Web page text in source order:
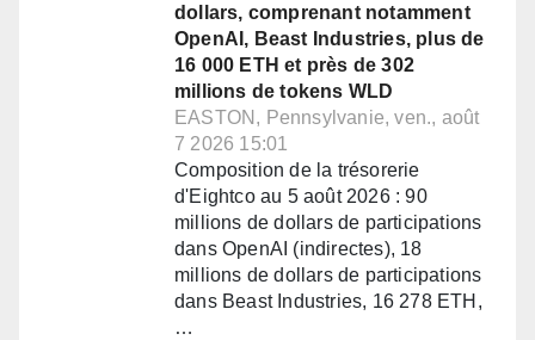
dollars, comprenant notamment
OpenAI, Beast Industries, plus de
16 000 ETH et près de 302
millions de tokens WLD
EASTON, Pennsylvanie, ven., août
7 2026 15:01
Composition de la trésorerie
d'Eightco au 5 août 2026 : 90
millions de dollars de participations
dans OpenAI (indirectes), 18
millions de dollars de participations
dans Beast Industries, 16 278 ETH,
…